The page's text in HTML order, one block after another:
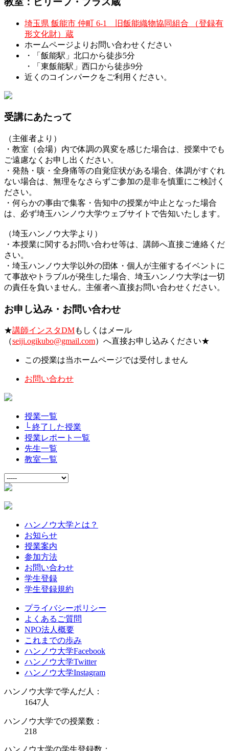
埼玉県 飯能市 仲町 6-1 旧飯能織物協同組合 （登録有
形文化財）蔵
ホームページよりお問い合わせください
・「飯能駅」北口から徒歩5分
・「東飯能駅」西口から徒歩9分
近くのコインパークをご利用ください。
受講にあたって
（主催者より）
・教室（会場）内で体調の異変を感じた場合は、授業中でも
ご遠慮なくお申し出ください。
・発熱・咳・全身痛等の自覚症状がある場合、体調がすぐれ
ない場合は、無理をなさらずご参加の是非を慎重にご検討く
ださい。
・何らかの事由で集客・告知中の授業が中止となった場合
は、必ず埼玉ハンノウ大学ウェブサイトで告知いたします。
（埼玉ハンノウ大学より）
・本授業に関するお問い合わせ等は、講師へ直接ご連絡くだ
さい。
・埼玉ハンノウ大学以外の団体・個人が主催するイベントに
て事故やトラブルが発生した場合、埼玉ハンノウ大学は一切
の責任を負いません。主催者へ直接お問い合わせください。
お申し込み・お問い合わせ
★講師インスタDMもしくはメール
（seiji.ogikubo@gmail.com）へ直接お申し込みください★
この授業は当ホームページでは受付しません
お問い合わせ
授業一覧
└ 終了した授業
授業レポート一覧
先生一覧
教室一覧
ハンノウ大学とは？
お知らせ
授業案内
参加方法
お問い合わせ
学生登録
学生登録規約
プライバシーポリシー
よくあるご質問
NPO法人概要
これまでの歩み
ハンノウ大学Facebook
ハンノウ大学Twitter
ハンノウ大学Instagram
ハンノウ大学で学んだ人：
1647人
ハンノウ大学での授業数：
218